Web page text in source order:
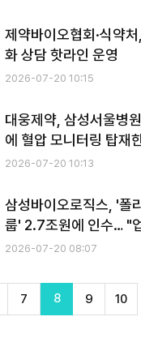
제약바이오협회·식약
화 상담 핫라인 운영
2026-07-20 10:15
대웅제약, 삼성서울병
에 혈압 모니터링 탑재
2026-07-20 10:13
삼성바이오로직스, '폴
룹' 2.7조원에 인수… "
M&A"
2026-07-20 08:07
7 8 9 10